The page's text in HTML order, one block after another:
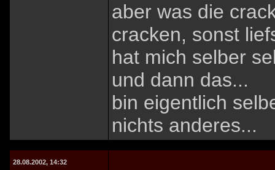
aber was die
cracken, sonst
hat mich selber
und dann das...
bin eigentlich
nichts anderes...
28.08.2002, 14:32